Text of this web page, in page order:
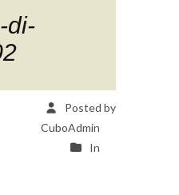
di-
Posted by
CuboAdmin
In